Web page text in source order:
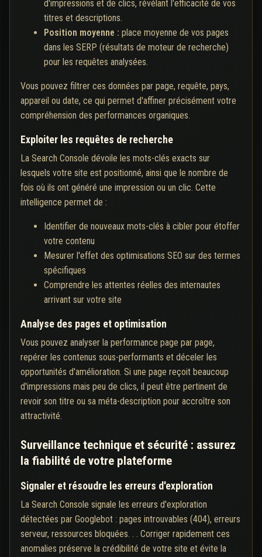
d'impressions et de clics, révélant l'efficacité de vos
titres et descriptions.
Position moyenne : place moyenne de vos pages
dans les SERP (résultats de moteur de recherche)
pour les requêtes analysées.
Vous pouvez filtrer ces données par page, requête, pays,
appareil ou date, ce qui permet d'affiner précisément votre
compréhension des performances organiques.
Exploiter les requêtes de recherche
La Search Console dévoile les mots-clés exacts sur
lesquels votre site est positionné, ainsi que le nombre de
fois où ils ont généré une impression ou un clic. Cette
intelligence permet de :
Identifier de nouveaux mots-clés à cibler pour étoffer
votre contenu
Mesurer l'effet des optimisations SEO sur des termes
spécifiques
Comprendre les attentes réelles des internautes
arrivant sur votre site
Analyse des pages et optimisation
Vous pouvez analyser la performance page par page,
repérer les contenus sous-performants et déceler les
opportunités d'amélioration. Si une page reçoit beaucoup
d'impressions mais peu de clics, il peut être pertinent de
revoir son titre ou sa méta-description pour accroître son
attractivité.
Surveillance technique et sécurité : assurez
la fiabilité de votre plateforme
Signaler et résoudre les erreurs d'exploration
La Search Console signale les erreurs d'exploration
détectées par Googlebot : pages introuvables (404), erreurs
serveur, ressources bloquées. . . Corriger rapidement ces
anomalies préserve la crédibilité de votre site et évite la